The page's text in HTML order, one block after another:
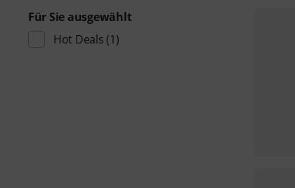
Für Sie ausgewählt
Hot Deals (1)